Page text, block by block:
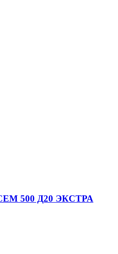
500 Д20 ЭКСТРА